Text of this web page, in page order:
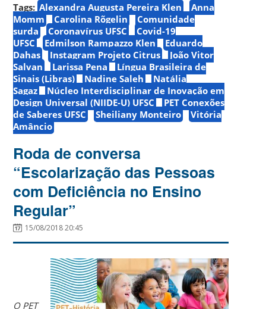
Tags: Alexandra Augusta Pereira Klen
Anna
Momm
Carolina Rõgelin
Comunidade
surda
Coronavírus UFSC
Covid-19
UFSC
Edmilson Rampazzo Klen
Eduardo
Dahas
Instagram Projeto Citrus
João Vitor
Salvan
Larissa Pena
Língua Brasileira de
Sinais (Libras)
Nadine Saleh
Natália
Sagaz
Núcleo Interdisciplinar de Inovação em
Design Universal (NIIDE-U) UFSC
PET Conexões
de Saberes UFSC
Sheiliany Monteiro
Vitória
Amâncio
Roda de conversa
“Escolarização das Pessoas
com Deficiência no Ensino
Regular”
15/08/2018 20:45
O PET